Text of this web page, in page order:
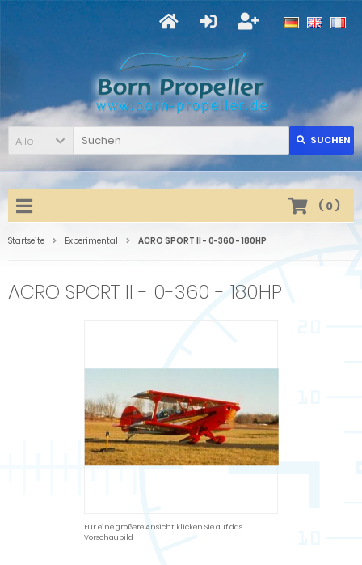
Alle SUCHEN
( 0)
Startseite Experimental ACRO SPORT II - 0-360 - 180HP
ACRO SPORT II - 0-360 - 180HP
Für eine größere Ansicht klicken Sie auf das
Vorschaubild